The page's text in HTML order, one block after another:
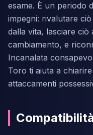
esame. È un periodo
impegni: rivalutare
dalla vita, lasciare
cambiamento, e
Incanalata
Toro ti aiuta a
attaccamenti